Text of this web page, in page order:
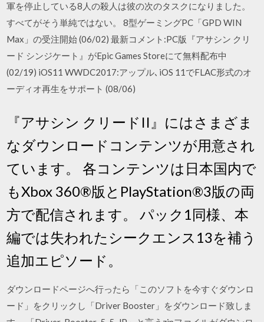
軍を停止している8人の殺人は彼の次のタスクになりました。
すべてがそう単純ではない。 8型ゲーミングPC「GPD WIN
Max」の受注開始 (06/02) 最新コメント:PC版『アサシン クリ
ード シンジケート』がEpic Games Storeにて無料配布中
(02/19) iOS11 WWDC2017:アップル､iOS 11でFLAC形式のオ
ーディオ再生をサポート (08/06)
『アサシン クリードII』にはさまざま
なダウンロードコンテンツが用意され
ています。 各コンテンツは日本国内で
もXbox 360®版とPlayStation®3版の両
方で配信されます。 パック1同様、本
編では失われたシークエンス13を補う
追加エピソード。
ダウンロードページへ行ったら「このソフトを今すぐダウンロ
ード」をクリックし「Driver Booster」をダウンロード致しま